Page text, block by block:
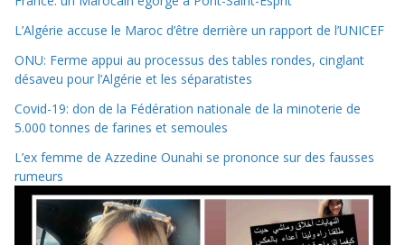
L’Algérie accuse le Maroc d’être derrière un rapport de l’UNICEF
ONU: Ferme appui au processus des tables rondes, cinglant
désaveu pour l’Algérie et les séparatistes
Covid-19: don de la Fédération nationale de la minoterie de
5.000 tonnes de farines et semoules
L’ex femme de Azzedine Ounahi se prononce sur des fausses
rumeurs